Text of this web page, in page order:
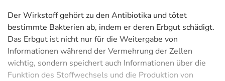
Der Wirkstoff gehört zu den Antibiotika und tötet
bestimmte Bakterien ab, indem er deren Erbgut schädigt.
Das Erbgut ist nicht nur für die Weitergabe von
Informationen während der Vermehrung der Zellen
wichtig, sondern speichert auch Informationen über die
Funktion des Stoffwechsels und die Produktion von